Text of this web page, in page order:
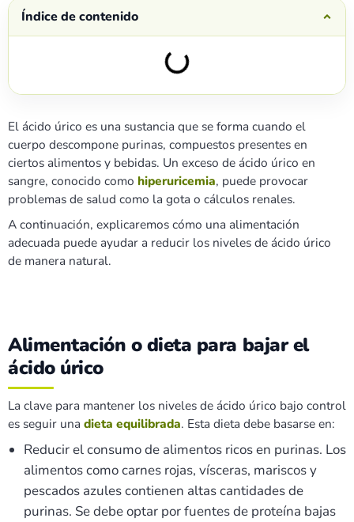
Índice de contenido
El ácido úrico es una sustancia que se forma cuando el
cuerpo descompone purinas, compuestos presentes en
ciertos alimentos y bebidas. Un exceso de ácido úrico en
sangre, conocido como hiperuricemia, puede provocar
problemas de salud como la gota o cálculos renales.
A continuación, explicaremos cómo una alimentación
adecuada puede ayudar a reducir los niveles de ácido úrico
de manera natural.
Alimentación o dieta para bajar el
ácido úrico
La clave para mantener los niveles de ácido úrico bajo control
es seguir una dieta equilibrada. Esta dieta debe basarse en:
Reducir el consumo de alimentos ricos en purinas. Los
alimentos como carnes rojas, vísceras, mariscos y
pescados azules contienen altas cantidades de
purinas. Se debe optar por fuentes de proteína bajas